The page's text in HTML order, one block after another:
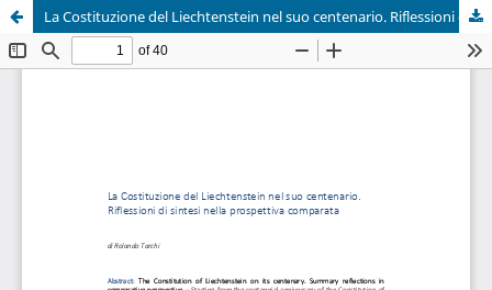
La Costituzione del Liechtenstein nel suo centenario. Riflessioni di sintesi nella prospettiva comparata